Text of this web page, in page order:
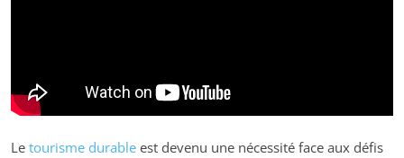
Le tourisme durable est devenu une nécessité face aux défis